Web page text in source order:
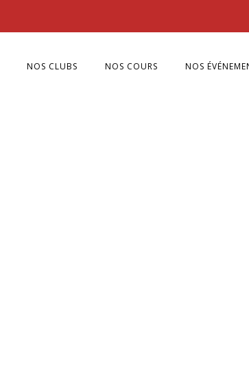
NOS CLUBS NOS COURS NOS